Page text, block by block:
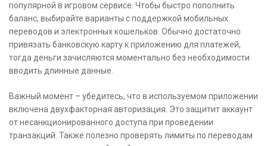
популярной в игровом сервисе. Чтобы быстро пополнить
баланс, выбирайте варианты с поддержкой мобильных
переводов и электронных кошельков. Обычно достаточно
привязать банковскую карту к приложению для платежей,
тогда деньги зачисляются моментально без необходимости
вводить длинные данные.
Важный момент – убедитесь, что в используемом приложении
включена двухфакторная авторизация. Это защитит аккаунт
от несанкционированного доступа при проведении
транзакций. Также полезно проверять лимиты по переводам